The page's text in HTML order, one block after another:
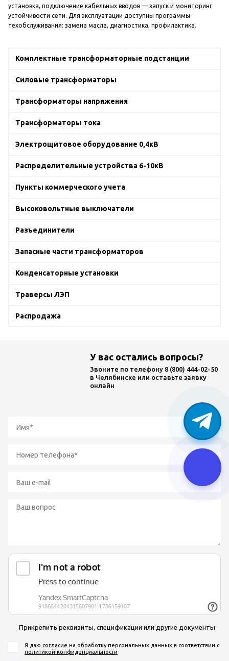
установка, подключение кабельных вводов — запуск и мониторинг
устойчивости сети. Для эксплуатации доступны программы
техобслуживания: замена масла, диагностика, профилактика.
Комплектные трансформаторные подстанции
Силовые трансформаторы
Трансформаторы напряжения
Трансформаторы тока
Электрощитовое оборудование 0,4кВ
Распределительные устройства 6-10кВ
Пункты коммерческого учета
Высоковольтные выключатели
Разъединители
Запасные части трансформаторов
Конденсаторные установки
Траверсы ЛЭП
Распродажа
У вас остались вопросы?
Звоните по телефону 8 (800) 444-02-50
в Челябинске или оставьте заявку
онлайн
Прикрепить реквизиты, спецификации или другие документы
Я даю согласие на обработку персональных данных в соответствии с
политикой конфиденциальности